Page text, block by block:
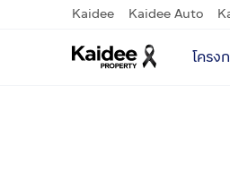
Kaidee Kaidee Auto
โครง